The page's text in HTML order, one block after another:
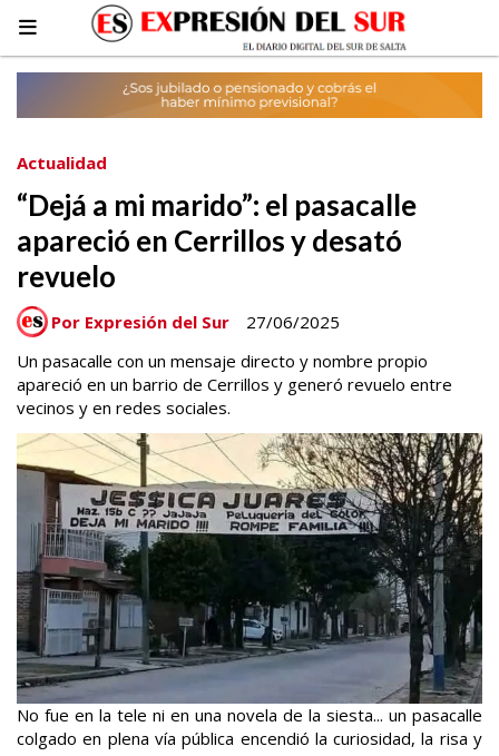
“Dejá a mi marido”: el pasacalle
apareció en Cerrillos y desató
revuelo
Un pasacalle con un mensaje directo y nombre propio
apareció en un barrio de Cerrillos y generó revuelo entre
vecinos y en redes sociales.
Actualidad
27/06/2025
Por Expresión del Sur
No fue en la tele ni en una novela de la siesta... un pasacalle
colgado en plena vía pública encendió la curiosidad, la risa y